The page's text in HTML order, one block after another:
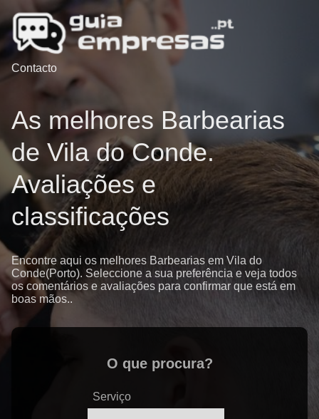
Contacto
As melhores Barbearias
de Vila do Conde.
Avaliações e
classificações
Encontre aqui os melhores Barbearias em Vila do
Conde(Porto). Seleccione a sua preferência e veja todos
os comentários e avaliações para confirmar que está em
boas mãos..
O que procura?
Serviço